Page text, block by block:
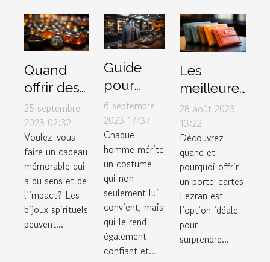
Quand
offrir des
bijoux
spirituels
pour
maximiser
leur
impact
25 septembre
2023 02:32
Voulez-vous
faire un cadeau
mémorable qui
a du sens et de
l’impact? Les
bijoux spirituels
peuvent...
Guide
pour
choisir le
costume
parfait
dans un
magasin
de luxe
6 septembre
2023 17:37
Chaque
homme mérite
un costume
qui non
seulement lui
convient, mais
qui le rend
également
confiant et...
Les
meilleures
occasions
pour offrir
un porte-
cartes
Lezran
28 août 2023
13:22
Découvrez
quand et
pourquoi offrir
un porte-cartes
Lezran est
l’option idéale
pour
surprendre...